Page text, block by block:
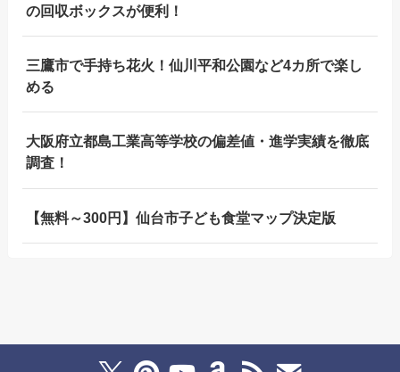
の回収ボックスが便利！
三鷹市で手持ち花火！仙川平和公園など4カ所で楽し
める
大阪府立都島工業高等学校の偏差値・進学実績を徹底
調査！
【無料～300円】仙台市子ども食堂マップ決定版